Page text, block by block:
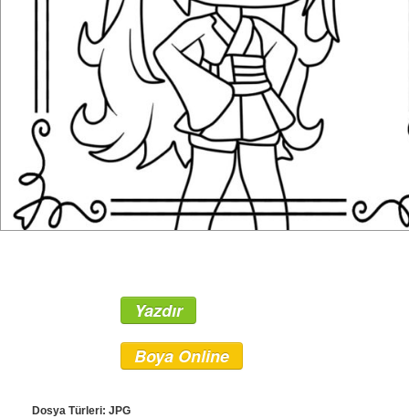
Yazdır
Boya Online
Dosya Türleri: JPG